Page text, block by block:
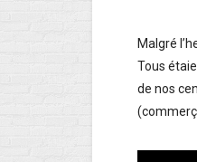
Malgré
Tous
de nos